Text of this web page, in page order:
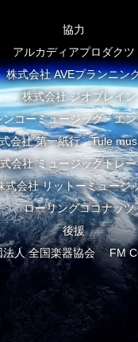
協力
アルカディアプロダク
株式会社 AVEプランニ
株式会社 ジオブレイン
ンコーミュージック・エ
会社 第一紙行 Tule
会社 ミュージックトレ
式会社 リットーミュージ
ローリングココナッツ
後援
法人 全国楽器協会 FM